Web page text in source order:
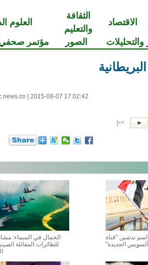
الاقتصاد
الثقافة
والتعليم
العلوم
والتحليلات الصور مؤتمر صحفي
2015-08-07 17:02:42
>>|
تدشين "قناة
السويس الجديدة"
الجمال في السماء:
للطائرات المقاتلة